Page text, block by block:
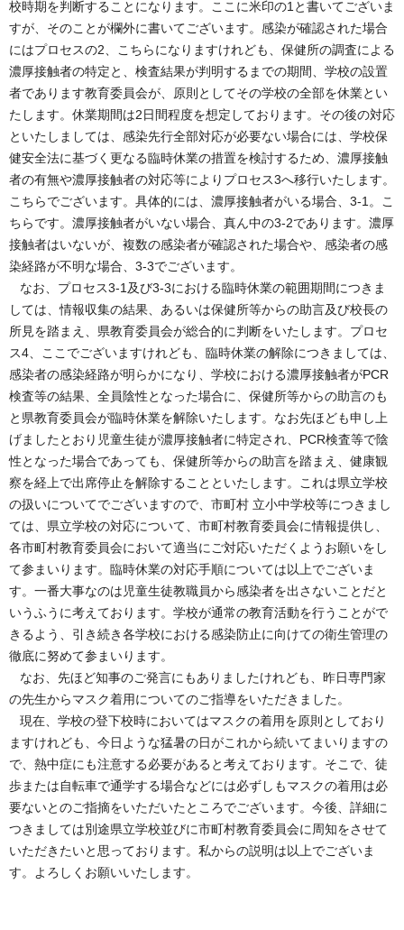
校時期を判断することになります。ここに米印の1と書いてございま
すが、そのことが欄外に書いてございます。感染が確認された場合
にはプロセスの2、こちらになりますけれども、保健所の調査による
濃厚接触者の特定と、検査結果が判明するまでの期間、学校の設置
者であります教育委員会が、原則としてその学校の全部を休業とい
たします。休業期間は2日間程度を想定しております。その後の対応
といたしましては、感染先行全部対応が必要ない場合には、学校保
健安全法に基づく更なる臨時休業の措置を検討するため、濃厚接触
者の有無や濃厚接触者の対応等によりプロセス3へ移行いたします。
こちらでございます。具体的には、濃厚接触者がいる場合、3-1。こ
ちらです。濃厚接触者がいない場合、真ん中の3-2であります。濃厚
接触者はいないが、複数の感染者が確認された場合や、感染者の感
染経路が不明な場合、3-3でございます。
なお、プロセス3-1及び3-3における臨時休業の範囲期間につきま
しては、情報収集の結果、あるいは保健所等からの助言及び校長の
所見を踏まえ、県教育委員会が総合的に判断をいたします。プロセ
ス4、ここでございますけれども、臨時休業の解除につきましては、
感染者の感染経路が明らかになり、学校における濃厚接触者がPCR
検査等の結果、全員陰性となった場合に、保健所等からの助言のも
と県教育委員会が臨時休業を解除いたします。なお先ほども申し上
げましたとおり児童生徒が濃厚接触者に特定され、PCR検査等で陰
性となった場合であっても、保健所等からの助言を踏まえ、健康観
察を経上で出席停止を解除することといたします。これは県立学校
の扱いについてでございますので、市町村 立小中学校等につきまし
ては、県立学校の対応について、市町村教育委員会に情報提供し、
各市町村教育委員会において適当にご対応いただくようお願いをし
て参まいります。臨時休業の対応手順については以上でございま
す。一番大事なのは児童生徒教職員から感染者を出さないことだと
いうふうに考えております。学校が通常の教育活動を行うことがで
きるよう、引き続き各学校における感染防止に向けての衛生管理の
徹底に努めて参まいります。
なお、先ほど知事のご発言にもありましたけれども、昨日専門家
の先生からマスク着用についてのご指導をいただきました。
現在、学校の登下校時においてはマスクの着用を原則としており
ますけれども、今日ような猛暑の日がこれから続いてまいりますの
で、熱中症にも注意する必要があると考えております。そこで、徒
歩または自転車で通学する場合などには必ずしもマスクの着用は必
要ないとのご指摘をいただいたところでございます。今後、詳細に
つきましては別途県立学校並びに市町村教育委員会に周知をさせて
いただきたいと思っております。私からの説明は以上でございま
す。よろしくお願いいたします。